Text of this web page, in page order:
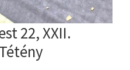
22, XXII.